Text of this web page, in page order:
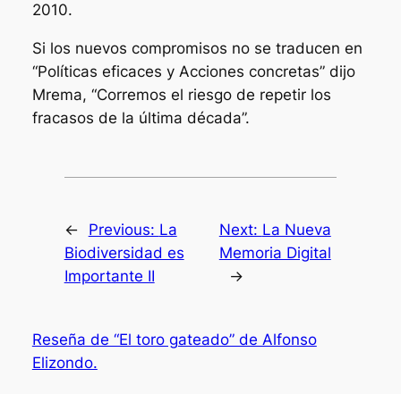
2010.
Si los nuevos compromisos no se traducen en
“Políticas eficaces y Acciones concretas” dijo
Mrema, “Corremos el riesgo de repetir los
fracasos de la última década”.
← Previous: La
Biodiversidad es
Importante II
Next: La Nueva
Memoria Digital
→
Reseña de “El toro gateado” de Alfonso
Elizondo.